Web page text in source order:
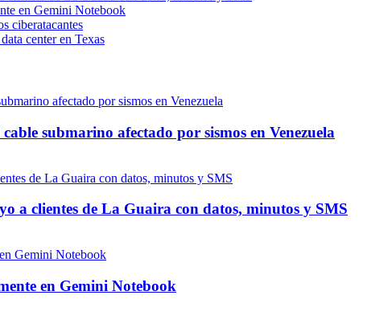
en Gemini Notebook
ciberatacantes
center en Texas
submarino afectado por sismos en Venezuela
a clientes de La Guaira con datos, minutos y SMS
en Gemini Notebook